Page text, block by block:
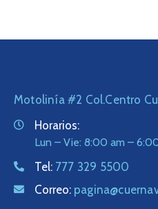
Motolinía #2 Col.Centro
Horarios:
Lun – Vie: 8:00 am –
Tel: 777 329 5500
Correo: